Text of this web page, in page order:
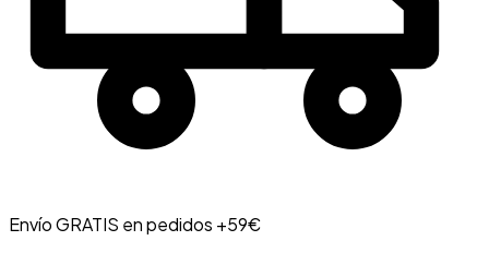
Envío GRATIS en pedidos +59€